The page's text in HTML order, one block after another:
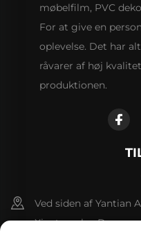
møbelfilm, PVC
For at give en
oplevelse. Det har
råvarer af høj
produktionen.
Ved siden af Yantian
Xiantang by,